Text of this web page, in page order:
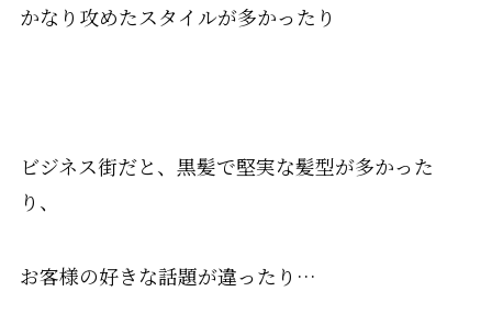
かなり攻めたスタイルが多かったり
ビジネス街だと、黒髪で堅実な髪型が多かった
り、
お客様の好きな話題が違ったり…